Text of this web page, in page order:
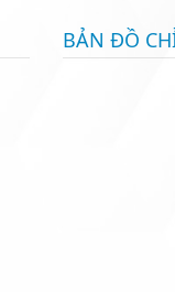
BẢN ĐỒ